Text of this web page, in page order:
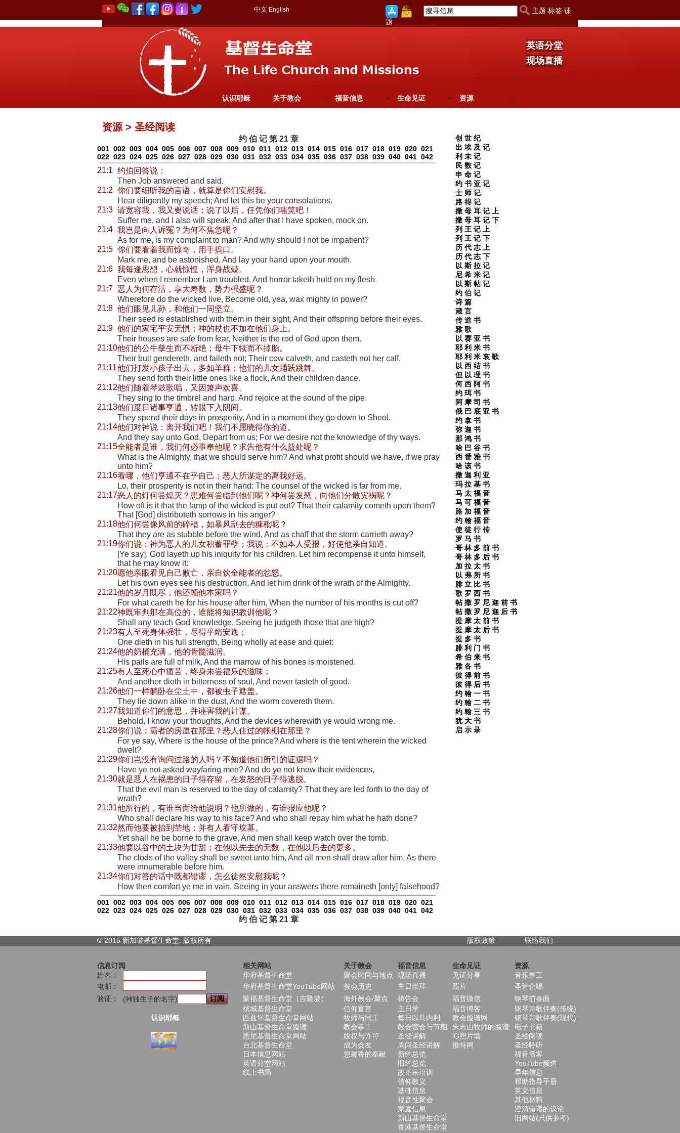
中文 English
主题 标签 课
题
英语分堂
现场直播
认识耶稣 关于教会 福音信息 生命见证 资源
资源 > 圣经阅读
创 世 纪
出 埃 及 记
利 未 记
民 数 记
申 命 记
约 书 亚 记
士 师 记
路 得 记
撒 母 耳 记 上
撒 母 耳 记 下
列 王 记 上
列 王 记 下
历 代 志 上
历 代 志 下
以 斯 拉 记
尼 希 米 记
以 斯 帖 记
约 伯 记
诗 篇
箴 言
传 道 书
雅 歌
以 赛 亚 书
耶 利 米 书
耶 利 米 哀 歌
以 西 结 书
但 以 理 书
何 西 阿 书
约 珥 书
阿 摩 司 书
俄 巴 底 亚 书
约 拿 书
弥 迦 书
那 鸿 书
哈 巴 谷 书
西 番 雅 书
哈 该 书
撒 迦 利 亚
玛 拉 基 书
马 太 福 音
马 可 福 音
路 加 福 音
约 翰 福 音
使 徒 行 传
罗 马 书
哥 林 多 前 书
哥 林 多 后 书
加 拉 太 书
以 弗 所 书
腓 立 比 书
歌 罗 西 书
帖 撒 罗 尼 迦 前 书
帖 撒 罗 尼 迦 后 书
提 摩 太 前 书
提 摩 太 后 书
提 多 书
腓 利 门 书
希 伯 来 书
雅 各 书
彼 得 前 书
彼 得 后 书
约 翰 一 书
约 翰 二 书
约 翰 三 书
犹 大 书
启 示 录
约 伯 记 第 21 章
001 002 003 004 005 006 007 008 009 010 011 012 013 014 015 016 017 018 019 020 021
022 023 024 025 026 027 028 029 030 031 032 033 034 035 036 037 038 039 040 041 042
21:1 约伯回答说：
Then Job answered and said,
21:2 你们要细听我的言语，就算是你们安慰我。
Hear diligently my speech; And let this be your consolations.
21:3 请宽容我，我又要说话；说了以后，任凭你们嗤笑吧！
Suffer me, and I also will speak; And after that I have spoken, mock on.
21:4 我岂是向人诉冤？为何不焦急呢？
As for me, is my complaint to man? And why should I not be impatient?
21:5 你们要看着我而惊奇，用手摀口。
Mark me, and be astonished, And lay your hand upon your mouth.
21:6 我每逢思想，心就惊惶，浑身战兢。
Even when I remember I am troubled, And horror taketh hold on my flesh.
21:7 恶人为何存活，享大寿数，势力强盛呢？
Wherefore do the wicked live, Become old, yea, wax mighty in power?
21:8 他们眼见儿孙，和他们一同坚立。
Their seed is established with them in their sight, And their offspring before their eyes.
21:9 他们的家宅平安无惧；神的杖也不加在他们身上。
Their houses are safe from fear, Neither is the rod of God upon them.
21:10他们的公牛孳生而不断绝；母牛下犊而不掉胎。
Their bull gendereth, and faileth not; Their cow calveth, and casteth not her calf.
21:11他们打发小孩子出去，多如羊群；他们的儿女踊跃跳舞。
They send forth their little ones like a flock, And their children dance.
21:12他们随着琴鼓歌唱，又因箫声欢喜。
They sing to the timbrel and harp, And rejoice at the sound of the pipe.
21:13他们度日诸事亨通，转眼下入阴间。
They spend their days in prosperity, And in a moment they go down to Sheol.
21:14他们对神说：离开我们吧！我们不愿晓得你的道。
And they say unto God, Depart from us; For we desire not the knowledge of thy ways.
21:15全能者是谁，我们何必事奉他呢？求告他有什么益处呢？
What is the Almighty, that we should serve him? And what profit should we have, if we pray
unto him?
21:16看哪，他们亨通不在乎自己；恶人所谋定的离我好远。
Lo, their prosperity is not in their hand: The counsel of the wicked is far from me.
21:17恶人的灯何尝熄灭？患难何尝临到他们呢？神何尝发怒，向他们分散灾祸呢？
How oft is it that the lamp of the wicked is put out? That their calamity cometh upon them?
That [God] distributeth sorrows in his anger?
21:18他们何尝像风前的碎稓，如暴风刮去的糠秕呢？
That they are as stubble before the wind, And as chaff that the storm carrieth away?
21:19你们说：神为恶人的儿女积蓄罪孽；我说：不如本人受报，好使他亲自知道。
[Ye say], God layeth up his iniquity for his children. Let him recompense it unto himself,
that he may know it:
21:20愿他亲眼看见自己败亡，亲自饮全能者的忿怒。
Let his own eyes see his destruction, And let him drink of the wrath of the Almighty.
21:21他的岁月既尽，他还顾他本家吗？
For what careth he for his house after him, When the number of his months is cut off?
21:22神既审判那在高位的，谁能将知识教训他呢？
Shall any teach God knowledge, Seeing he judgeth those that are high?
21:23有人至死身体强壮，尽得平靖安逸；
One dieth in his full strength, Being wholly at ease and quiet:
21:24他的奶桶充满，他的骨髓滋润。
His pails are full of milk, And the marrow of his bones is moistened.
21:25有人至死心中痛苦，终身未尝福乐的滋味；
And another dieth in bitterness of soul, And never tasteth of good.
21:26他们一样躺卧在尘土中，都被虫子遮盖。
They lie down alike in the dust, And the worm covereth them.
21:27我知道你们的意思，并诬害我的计谋。
Behold, I know your thoughts, And the devices wherewith ye would wrong me.
21:28你们说：霸者的房屋在那里？恶人住过的帐棚在那里？
For ye say, Where is the house of the prince? And where is the tent wherein the wicked
dwelt?
21:29你们岂没有询问过路的人吗？不知道他们所引的证据吗？
Have ye not asked wayfaring men? And do ye not know their evidences,
21:30就是恶人在祸患的日子得存留，在发怒的日子得逃脱。
That the evil man is reserved to the day of calamity? That they are led forth to the day of
wrath?
21:31他所行的，有谁当面给他说明？他所做的，有谁报应他呢？
Who shall declare his way to his face? And who shall repay him what he hath done?
21:32然而他要被抬到茔地；并有人看守坟墓。
Yet shall he be borne to the grave, And men shall keep watch over the tomb.
21:33他要以谷中的土块为甘甜；在他以先去的无数，在他以后去的更多。
The clods of the valley shall be sweet unto him, And all men shall draw after him, As there
were innumerable before him.
21:34你们对答的话中既都错谬，怎么徒然安慰我呢？
How then comfort ye me in vain, Seeing in your answers there remaineth [only] falsehood?
001 002 003 004 005 006 007 008 009 010 011 012 013 014 015 016 017 018 019 020 021
022 023 024 025 026 027 028 029 030 031 032 033 034 035 036 037 038 039 040 041 042
约 伯 记 第 21 章
© 2015 新加坡基督生命堂. 版权所有 版权政策 联络我们
信息订阅 相关网站 关于教会 福音信息 生命见证
资源
姓名：
华府基督生命堂 聚会时间与地点 现场直播 见证分享
音乐事工
电邮：
华府基督生命堂YouTube网站 教会历史 主日崇拜 照片
圣诗合唱
验证：
(神独生子的名字) 蒙福基督生命堂（吉隆坡） 海外教会/聚点 祷告会 福音微信
钢琴前奏曲
槟城基督生命堂
信仰宣言 主日学 福音博客
钢琴诗歌伴奏(传统)
认识耶稣
匹兹堡基督生命堂网站 牧师与同工 每日以马内利 教会脸谱网
钢琴诗歌伴奏(现代)
新山基督生命堂脸谱
教会事工 教会营会与节期 朱志山牧师的脸谱
电子书籍
悉尼基督生命堂网站
版权与许可 圣经讲解 iG照片墙
圣经阅读
台北基督生命堂
成为会友 周间圣经讲解 推特网
圣经聆听
日本信息网站
您馨香的奉献 新约总览
福音播客
英语分堂网站
旧约总览
YouTube频道
线上书局
改革宗培训
早年信息
信仰教义
帮助指导手册
基础信息
英文信息
福音性聚会
其他材料
家庭信息
澄清错谬的议论
新山基督生命堂
旧网站(只供参考)
香港基督生命堂